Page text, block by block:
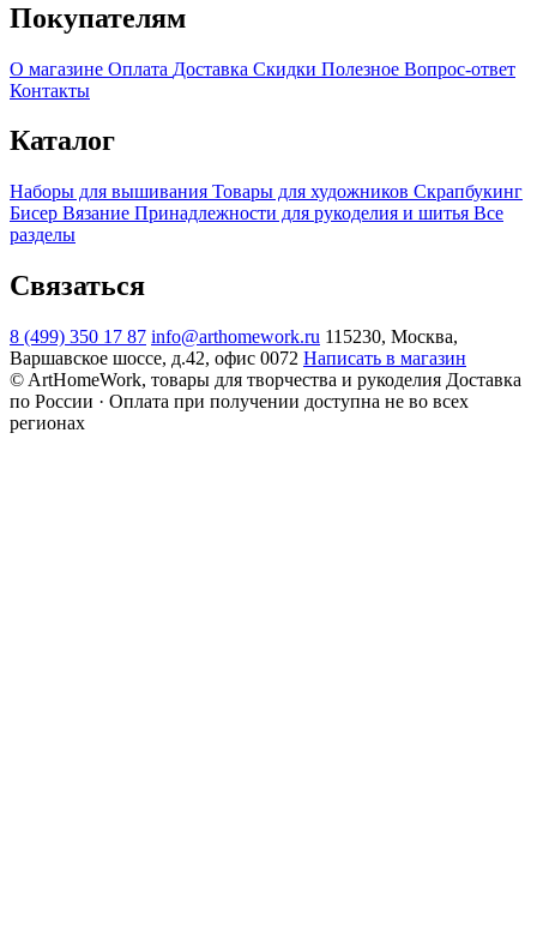
Покупателям
О магазине Оплата Доставка Скидки Полезное Вопрос-ответ
Контакты
Каталог
Наборы для вышивания Товары для художников Скрапбукинг
Бисер Вязание Принадлежности для рукоделия и шитья Все
разделы
Связаться
8 (499) 350 17 87 info@arthomework.ru 115230, Москва,
Варшавское шоссе, д.42, офис 0072 Написать в магазин
© ArtHomeWork, товары для творчества и рукоделия Доставка
по России · Оплата при получении доступна не во всех
регионах